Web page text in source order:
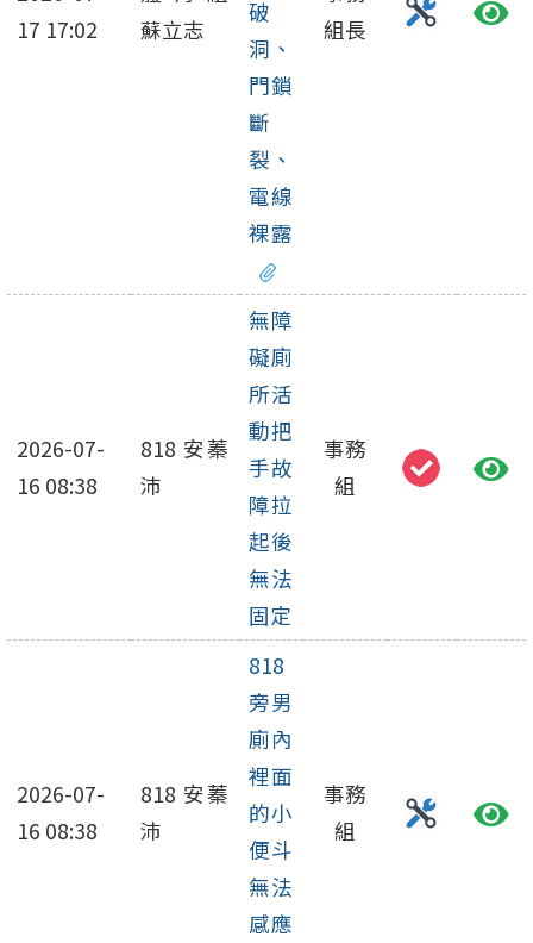
17 17:02
蘇立志
破
洞、
門鎖
斷
裂、
電線
裸露
組長
2026-07-
16 08:38
818 安蓁
沛
無障
礙廁
所活
動把
手故
障拉
起後
無法
固定
事務
組
2026-07-
16 08:38
818 安蓁
沛
818
旁男
廁內
裡面
的小
便斗
無法
感應
事務
組